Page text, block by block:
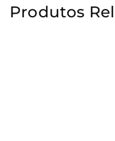
Produtos